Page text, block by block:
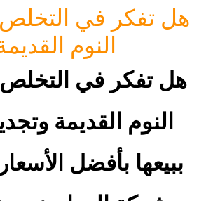
هل تفكر في
النوم
هل تفكر في
النوم القديمة
ببيعها بأفضل